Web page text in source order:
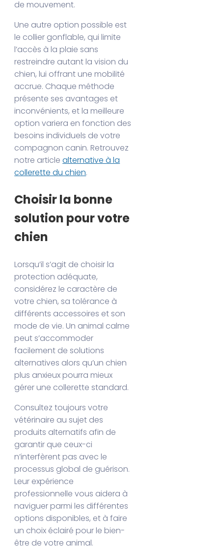
de mouvement.
Une autre option possible est
le collier gonflable, qui limite
l’accès à la plaie sans
restreindre autant la vision du
chien, lui offrant une mobilité
accrue. Chaque méthode
présente ses avantages et
inconvénients, et la meilleure
option variera en fonction des
besoins individuels de votre
compagnon canin. Retrouvez
notre articlealternative à la
collerette du chien.
Choisir la bonne
solution pour votre
chien
Lorsqu’il s’agit de choisir la
protection adéquate,
considérez le caractère de
votre chien, sa tolérance à
différents accessoires et son
mode de vie. Un animal calme
peut s’accommoder
facilement de solutions
alternatives alors qu’un chien
plus anxieux pourra mieux
gérer une collerette standard.
Consultez toujours votre
vétérinaire au sujet des
produits alternatifs afin de
garantir que ceux-ci
n’interfèrent pas avec le
processus global de guérison.
Leur expérience
professionnelle vous aidera à
naviguer parmi les différentes
options disponibles, et à faire
un choix éclairé pour le bien-
être de votre animal.